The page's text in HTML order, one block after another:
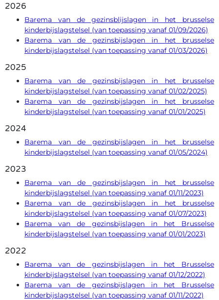
2026
Barema van de gezinsblijslagen in het brusselse
kinderbijslagstelsel (van toepassing vanaf 01/09/2026)
Barema van de gezinsbijslagen in het brusselse
kinderbijslagstelsel (van toepassing vanaf 01/03/2026)
2025
Barema van de gezinsbijslagen in het brusselse
kinderbijslagstelsel (van toepassing vanaf 01/02/2025)
Barema van de gezinsbijslagen in het brusselse
kinderbijslagstelsel (van toepassing vanaf 01/01/2025)
2024
Barema van de gezinsbijslagen in het brusselse
kinderbijslagstelsel (van toepassing vanaf 01/05/2024)
2023
Barema van de gezinsbijslagen in het brusselse
kinderbijslagstelsel (van toepassing vanaf 01/11/2023)
Barema van de gezinsbijslagen in het brusselse
kinderbijslagstelsel (van toepassing vanaf 01/07/2023)
Barema van de gezinsbijslagen in het Brusselse
kinderbijslagstelsel (van toepassing vanaf 01/01/2023)
2022
Barema van de gezinsbijslagen in het Brusselse
kinderbijslagstelsel (van toepassing vanaf 01/12/2022)
Barema van de gezinsbijslagen in het Brusselse
kinderbijslagstelsel (van toepassing vanaf 01/11/2022)